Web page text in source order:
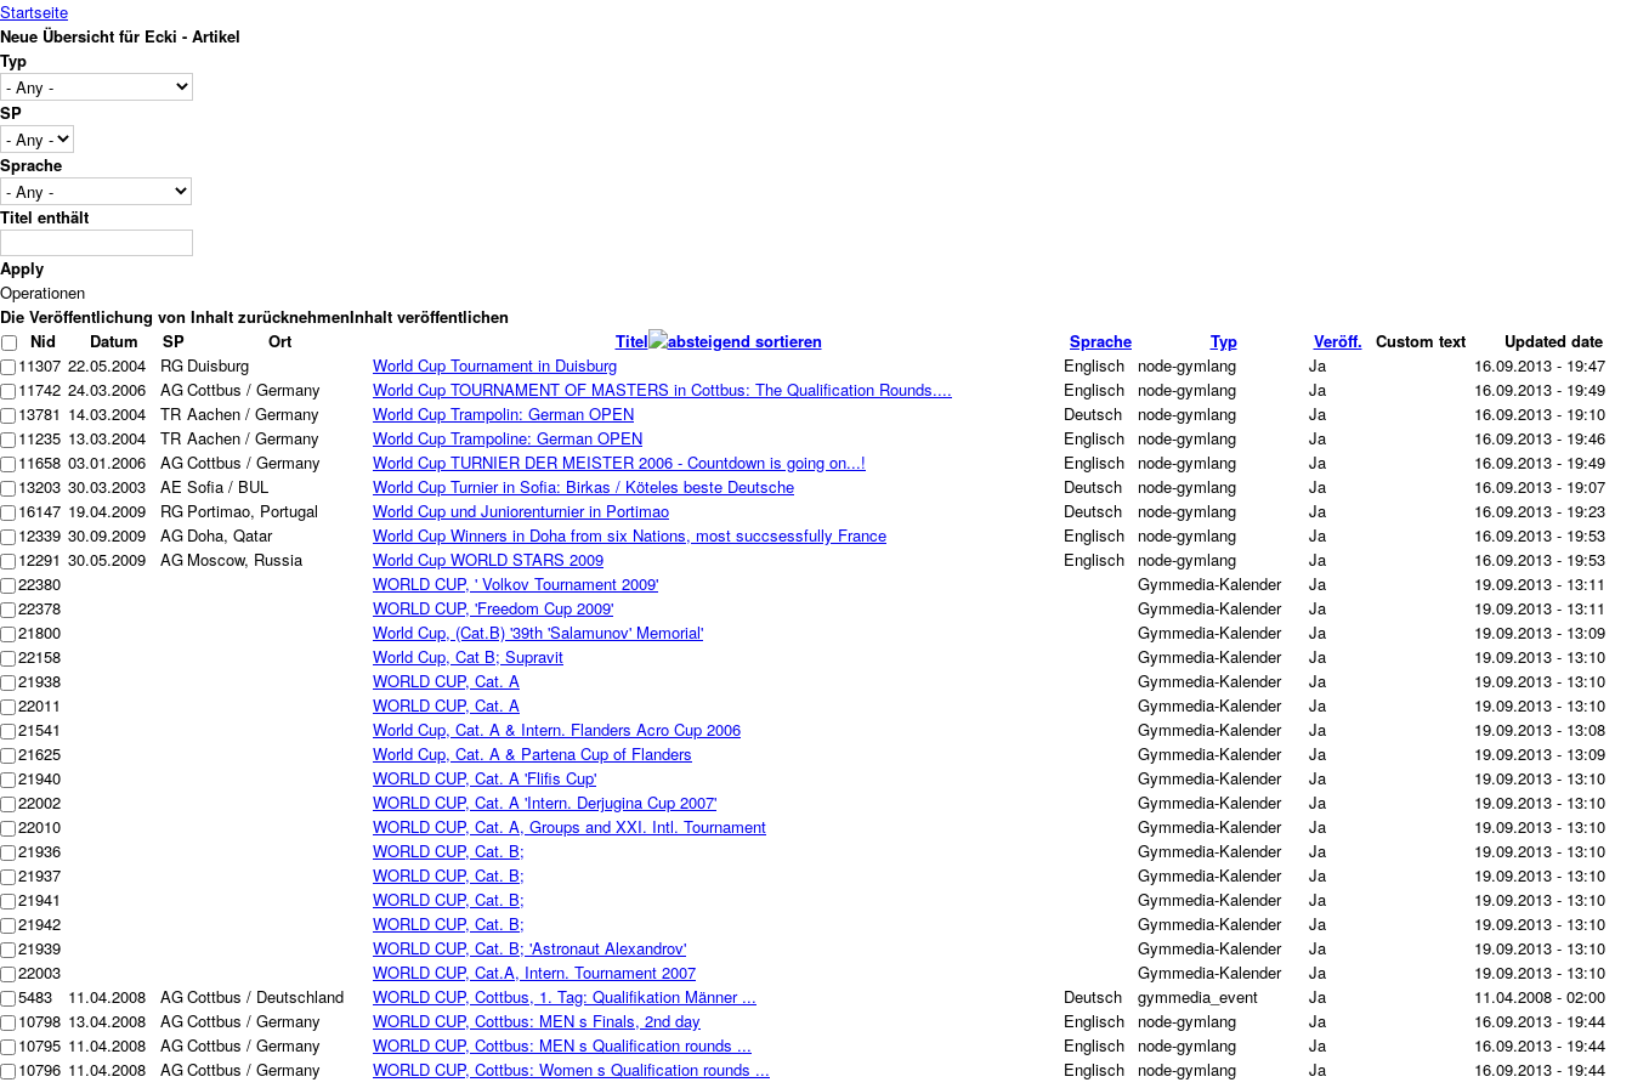
Startseite
Neue Übersicht für Ecki - Artikel
Typ
SP
Sprache
Titel enthält
Operationen
Nid Datum SP Ort Titel Sprache Typ Veröff. Custom text
Updated date
11307 22.05.2004 RG Duisburg World Cup Tournament in Duisburg Englisch node-gymlang Ja
16.09.2013 - 19:47
11742 24.03.2006 AGCottbus / Germany World Cup TOURNAMENT OF MASTERS in Cottbus: The Qualification Rounds.... Englisch node-gymlang Ja
16.09.2013 - 19:49
13781 14.03.2004 TR Aachen / Germany World Cup Trampolin: German OPEN Deutsch node-gymlang Ja
16.09.2013 - 19:10
11235 13.03.2004 TR Aachen / Germany World Cup Trampoline: German OPEN Englisch node-gymlang Ja
16.09.2013 - 19:46
11658 03.01.2006 AGCottbus / Germany World Cup TURNIER DER MEISTER 2006 - Countdown is going on...! Englisch node-gymlang Ja
16.09.2013 - 19:49
13203 30.03.2003 AE Sofia / BUL World Cup Turnier in Sofia: Birkas / Köteles beste Deutsche Deutsch node-gymlang Ja
16.09.2013 - 19:07
16147 19.04.2009 RG Portimao, Portugal World Cup und Juniorenturnier in Portimao Deutsch node-gymlang Ja
16.09.2013 - 19:23
12339 30.09.2009 AG Doha, Qatar World Cup Winners in Doha from six Nations, most succsessfully France Englisch node-gymlang Ja
16.09.2013 - 19:53
12291 30.05.2009 AG Moscow, Russia World Cup WORLD STARS 2009 Englisch node-gymlang Ja
16.09.2013 - 19:53
22380
WORLD CUP, ' Volkov Tournament 2009' Gymmedia-Kalender Ja
19.09.2013 - 13:11
22378
WORLD CUP, 'Freedom Cup 2009' Gymmedia-Kalender Ja
19.09.2013 - 13:11
21800
World Cup, (Cat.B) '39th 'Salamunov' Memorial' Gymmedia-Kalender Ja
19.09.2013 - 13:09
22158
World Cup, Cat B; Supravit Gymmedia-Kalender Ja
19.09.2013 - 13:10
21938
WORLD CUP, Cat. A Gymmedia-Kalender Ja
19.09.2013 - 13:10
22011
WORLD CUP, Cat. A Gymmedia-Kalender Ja
19.09.2013 - 13:10
21541
World Cup, Cat. A & Intern. Flanders Acro Cup 2006 Gymmedia-Kalender Ja
19.09.2013 - 13:08
21625
World Cup, Cat. A & Partena Cup of Flanders Gymmedia-Kalender Ja
19.09.2013 - 13:09
21940
WORLD CUP, Cat. A 'Flifis Cup' Gymmedia-Kalender Ja
19.09.2013 - 13:10
22002
WORLD CUP, Cat. A 'Intern. Derjugina Cup 2007' Gymmedia-Kalender Ja
19.09.2013 - 13:10
22010
WORLD CUP, Cat. A, Groups and XXI. Intl. Tournament Gymmedia-Kalender Ja
19.09.2013 - 13:10
21936
WORLD CUP, Cat. B; Gymmedia-Kalender Ja
19.09.2013 - 13:10
21937
WORLD CUP, Cat. B; Gymmedia-Kalender Ja
19.09.2013 - 13:10
21941
WORLD CUP, Cat. B; Gymmedia-Kalender Ja
19.09.2013 - 13:10
21942
WORLD CUP, Cat. B; Gymmedia-Kalender Ja
19.09.2013 - 13:10
21939
WORLD CUP, Cat. B; 'Astronaut Alexandrov' Gymmedia-Kalender Ja
19.09.2013 - 13:10
22003
WORLD CUP, Cat.A, Intern. Tournament 2007 Gymmedia-Kalender Ja
19.09.2013 - 13:10
5483
11.04.2008 AGCottbus / Deutschland WORLD CUP, Cottbus, 1. Tag: Qualifikation Männer ... Deutsch gymmedia_event Ja
11.04.2008 - 02:00
10798 13.04.2008 AGCottbus / Germany WORLD CUP, Cottbus: MEN s Finals, 2nd day Englisch node-gymlang Ja
16.09.2013 - 19:44
10795 11.04.2008 AGCottbus / Germany WORLD CUP, Cottbus: MEN s Qualification rounds ... Englisch node-gymlang Ja
16.09.2013 - 19:44
10796 11.04.2008 AGCottbus / Germany WORLD CUP, Cottbus: Women s Qualification rounds ... Englisch node-gymlang Ja 16.09.2013 - 19:44